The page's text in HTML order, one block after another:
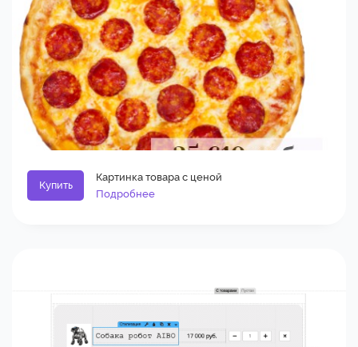
Купить
Картинка товара с ценой
Подробнее